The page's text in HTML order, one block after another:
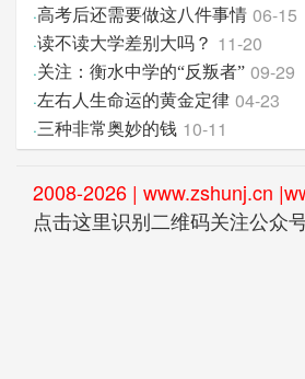
·高考后还需要做这八件事情 06-15
·读不读大学差别大吗？ 11-20
·关注：衡水中学的“反叛者” 09-29
·左右人生命运的黄金定律 04-23
·三种非常奥妙的钱 10-11
2008-2026 | www.zshunj.cn
点击这里识别二维码关注公众